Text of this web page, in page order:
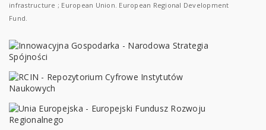
infrastructure ; European Union. European Regional Development
Fund.